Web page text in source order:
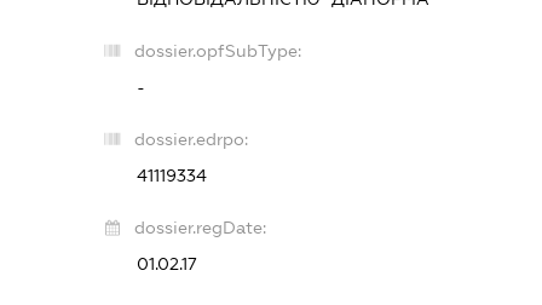
dossier.opfSubType:
-
dossier.edrpo:
41119334
dossier.regDate:
01.02.17